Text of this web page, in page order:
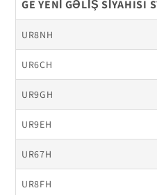
GE YENİ GƏLİŞ SİYAHISI
UR8NH
UR6CH
UR9GH
UR9EH
UR67H
UR8FH